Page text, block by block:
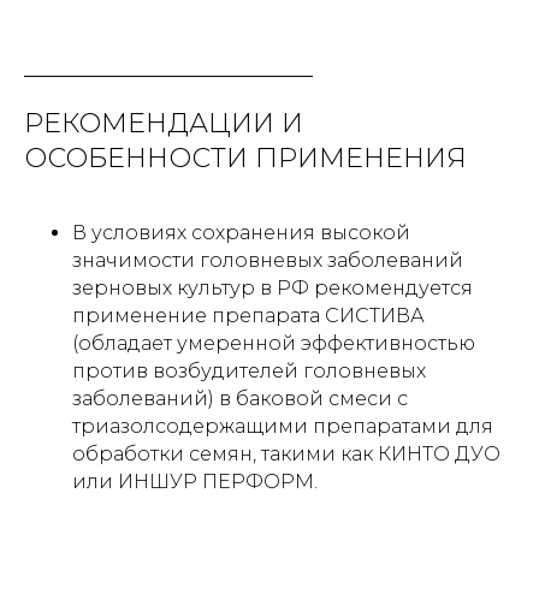
РЕКОМЕНДАЦИИ И
ОСОБЕННОСТИ ПРИМЕНЕНИЯ
В условиях сохранения высокой
значимости головневых заболеваний
зерновых культур в РФ рекомендуется
применение препарата СИСТИВА
(обладает умеренной эффективностью
против возбудителей головневых
заболеваний) в баковой смеси с
триазолсодержащими препаратами для
обработки семян, такими как КИНТО ДУО
или ИНШУР ПЕРФОРМ.